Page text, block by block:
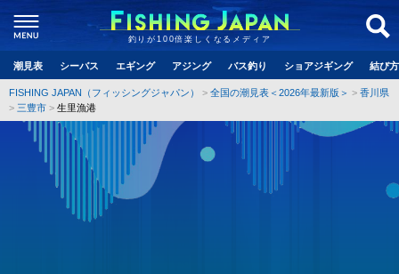
釣りが100倍楽しくなるメディア
潮見表 シーバス エギング アジング バス釣り ショアジギング 結び
FISHING JAPAN（フィッシングジャパン） 全国の潮見表＜2026年最新版＞
香川県
三豊市
生里漁港